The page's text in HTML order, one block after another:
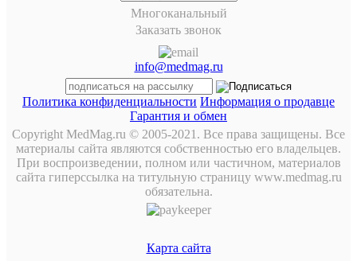
Многоканальный
Заказать звонок
info@medmag.ru
Политика конфиденциальности Информация о продавце
Гарантия и обмен
Copyright MedMag.ru © 2005-2021. Все права защищены. Все
материалы сайта являются собственностью его владельцев.
При воспроизведении, полном или частичном, материалов
сайта гиперссылка на титульную страницу www.medmag.ru
обязательна.
Карта сайта